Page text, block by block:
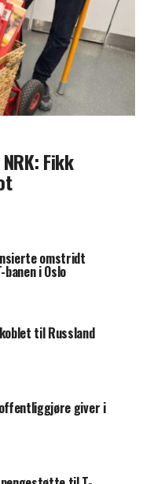
Fikk
omstridt
i Oslo
til Russland
giver i